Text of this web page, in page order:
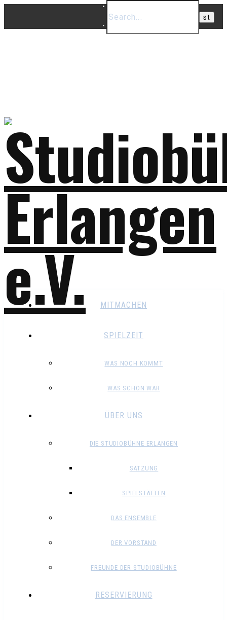
MITMACHEN
SPIELZEIT
WAS NOCH KOMMT
WAS SCHON WAR
ÜBER UNS
DIE STUDIOBÜHNE ERLANGEN
SATZUNG
SPIELSTÄTTEN
DAS ENSEMBLE
DER VORSTAND
FREUNDE DER STUDIOBÜHNE
RESERVIERUNG